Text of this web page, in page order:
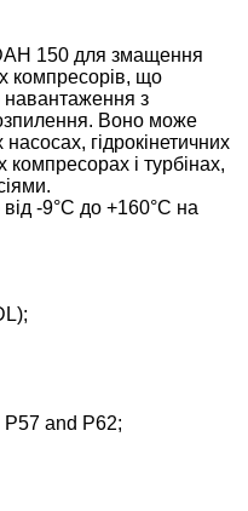
150 для змащення
компресорів, що
з
Воно може
гідрокінетичних
і турбінах,
-9°C до +160°C на
and P62;